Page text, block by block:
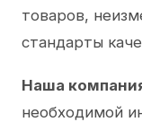
товаров,
стандарты
Наша
необходимой